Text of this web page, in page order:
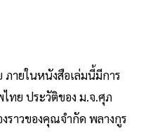
ภายในหนังสือเล่มนี้มีการ
ทย ประวัติของ ม.จ.ศุภ
ราวของคุณจำกัด พลางกูร